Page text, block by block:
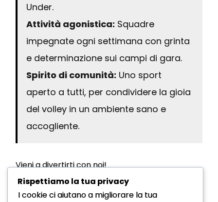
Under.
Attività agonistica: Squadre
impegnate ogni settimana con grinta
e determinazione sui campi di gara.
Spirito di comunità: Uno sport
aperto a tutti, per condividere la gioia
del volley in un ambiente sano e
accogliente.
Vieni a divertirti con noi!
Dove ci trovi?
Rispettiamo la tua privacy
I cookie ci aiutano a migliorare la tua